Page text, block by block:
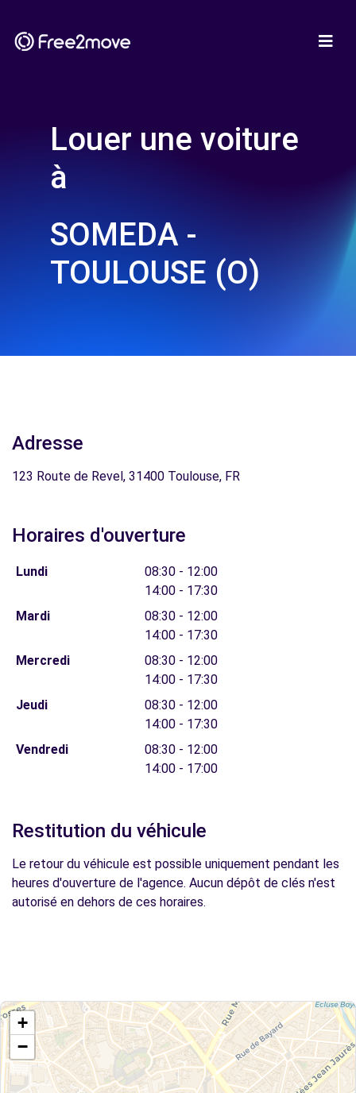
Louer une voiture
à
SOMEDA -
TOULOUSE (O)
Adresse
123 Route de Revel, 31400 Toulouse, FR
Horaires d'ouverture
Lundi
08:30 - 12:00
14:00 - 17:30
Mardi
08:30 - 12:00
14:00 - 17:30
Mercredi
08:30 - 12:00
14:00 - 17:30
Jeudi
08:30 - 12:00
14:00 - 17:30
Vendredi
08:30 - 12:00
14:00 - 17:00
Restitution du véhicule
Le retour du véhicule est possible uniquement pendant les
heures d'ouverture de l'agence. Aucun dépôt de clés n'est
autorisé en dehors de ces horaires.
+
−